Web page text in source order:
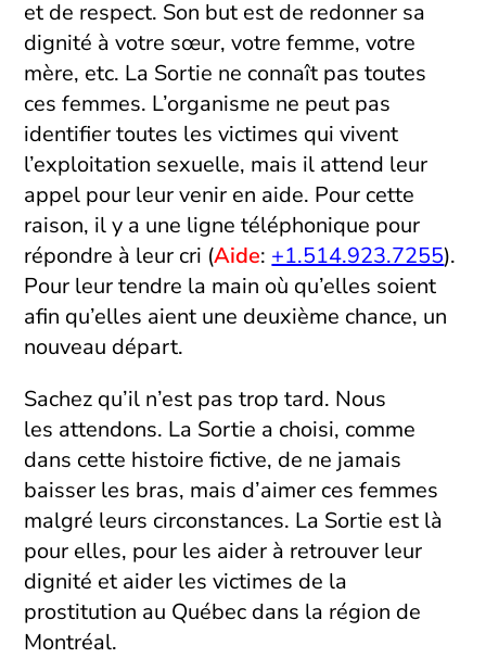
et de respect. Son but est de redonner sa
dignité à votre sœur, votre femme, votre
mère, etc. La Sortie ne connaît pas toutes
ces femmes. L’organisme ne peut pas
identifier toutes les victimes qui vivent
l’exploitation sexuelle, mais il attend leur
appel pour leur venir en aide. Pour cette
raison, il y a une ligne téléphonique pour
répondre à leur cri (Aide: +1.514.923.7255).
Pour leur tendre la main où qu’elles soient
afin qu’elles aient une deuxième chance, un
nouveau départ.
Sachez qu’il n’est pas trop tard. Nous
les attendons. La Sortie a choisi, comme
dans cette histoire fictive, de ne jamais
baisser les bras, mais d’aimer ces femmes
malgré leurs circonstances. La Sortie est là
pour elles, pour les aider à retrouver leur
dignité et aider les victimes de la
prostitution au Québec dans la région de
Montréal.